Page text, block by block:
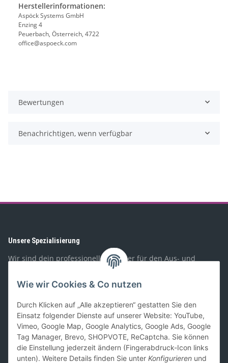
Wie wir Cookies & Co nutzen
Durch Klicken auf „Alle akzeptieren“ gestatten Sie den
Einsatz folgender Dienste auf unserer Website: YouTube,
Vimeo, Google Map, Google Analytics, Google Ads, Google
Tag Manager, Brevo, SHOPVOTE, ReCaptcha. Sie können
die Einstellung jederzeit ändern (Fingerabdruck-Icon links
unten). Weitere Details finden Sie unter Konfigurieren und
Herstellerinformationen:
Aspöck Systems GmbH
Enzing 4
Peuerbach, Österreich, 4722
office@aspoeck.com
Bewertungen
Benachrichtigen, wenn verfügbar
Unsere Spezialisierung
Wir sind dein professioneller Partner für den Aus- und
Umbau von Wohnmobilen, Booten, Geländewagen,
Spezialfahrzeugen, und PKW-Anhängern. Mit unserem
Sortiment richten wir uns sowohl an Privat- als auch
Geschäftskunden.
Gesetzliches
Informationen